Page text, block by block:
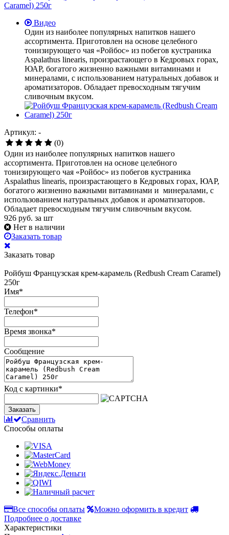
Видео
Один из наиболее популярных напитков нашего
ассортимента. Приготовлен на основе целебного
тонизирующего чая «Ройбос» из побегов кустраника
Aspalathus linearis, произрастающего в Кедровых горах,
ЮАР, богатого жизненно важными витаминами и
минералами, с использованием натуральных добавок и
ароматизаторов. Обладает превосходным тягучим
сливочным вкусом.
Артикул: -
(0)
Один из наиболее популярных напитков нашего
ассортимента. Приготовлен на основе целебного
тонизирующего чая «Ройбос» из побегов кустраника
Aspalathus linearis, произрастающего в Кедровых горах, ЮАР,
богатого жизненно важными витаминами и минералами, с
использованием натуральных добавок и ароматизаторов.
Обладает превосходным тягучим сливочным вкусом.
926 руб. за шт
Нет в наличии
Заказать товар
Заказать товар
Ройбуш Французская крем-карамель (Redbush Cream Caramel)
250г
Имя*
Телефон*
Время звонка*
Сообщение
Код с картинки*
Заказать
Сравнить
Способы оплаты
Все способы оплаты
Можно оформить в кредит
Подробнее о доставке
Характеристики